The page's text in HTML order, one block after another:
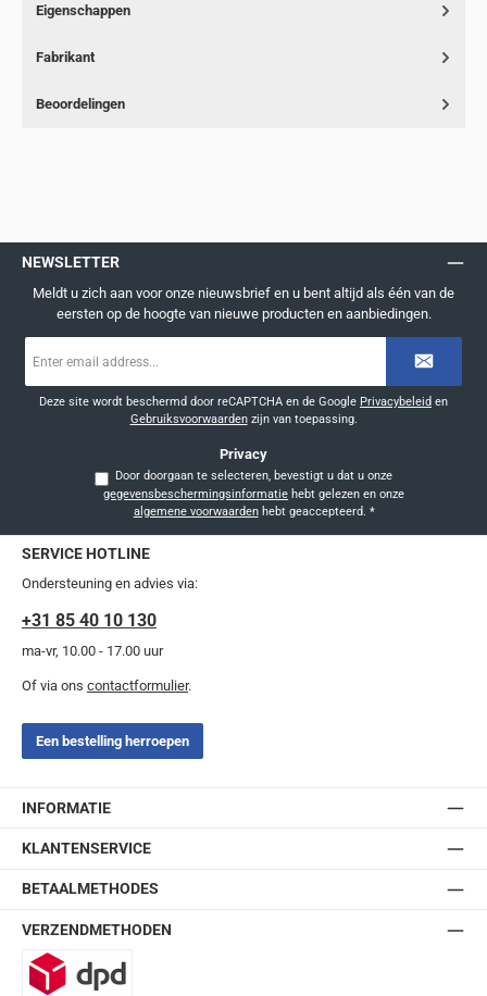
Eigenschappen
Fabrikant
Beoordelingen
NEWSLETTER
Meldt u zich aan voor onze nieuwsbrief en u bent altijd als één van de
eersten op de hoogte van nieuwe producten en aanbiedingen.
mailadres
Deze site wordt beschermd door reCAPTCHA en de Google Privacybeleid en
Gebruiksvoorwaardenzijn van toepassing.
Privacy
Door doorgaan te selecteren, bevestigt u dat u onze
gegevensbeschermingsinformatie
algemene voorwaardenhebt geaccepteerd. *
SERVICE HOTLINE
Ondersteuning en advies via:
+31 85 40 10 130
ma-vr, 10.00 - 17.00 uur
Of via ons contactformulier.
Een bestelling herroepen
INFORMATIE
KLANTENSERVICE
BETAALMETHODES
VERZENDMETHODEN